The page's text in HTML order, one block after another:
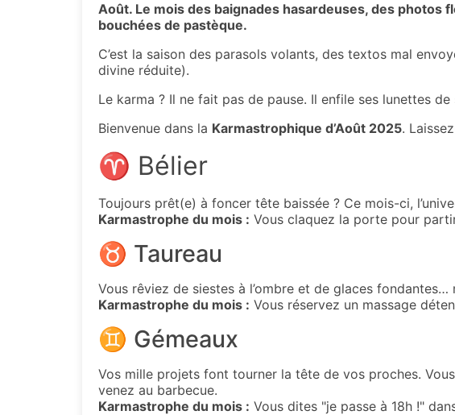
Août. Le mois des baignades hasardeuses, des
bouchées de pastèque.
C’est la saison des parasols volants, des textos mal
divine réduite).
Le karma ? Il ne fait pas de pause. Il enfile ses lunettes
Bienvenue dans la Karmastrophique d’Août 2025.
♈ Bélier
Toujours prêt(e) à foncer tête baissée ? Ce mois-ci,
Karmastrophe du mois : Vous claquez la porte pour
♉ Taureau
Vous rêviez de siestes à l’ombre et de glaces
Karmastrophe du mois : Vous réservez un massage
♊ Gémeaux
Vos mille projets font tourner la tête de vos proches.
venez au barbecue.
Karmastrophe du mois : Vous dites "je passe à 18h !"